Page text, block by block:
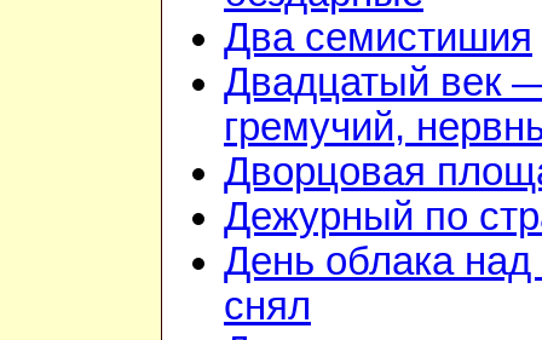
Два семистишия
Двадцатый век
гремучий,
Дворцовая
Дежурный по
День облака
снял